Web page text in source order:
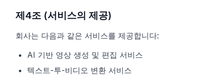
제4조 (서비스의 제공)
회사는 다음과 같은 서비스를 제공합니다:
AI 기반 영상 생성 및 편집 서비스
텍스트-투-비디오 변환 서비스